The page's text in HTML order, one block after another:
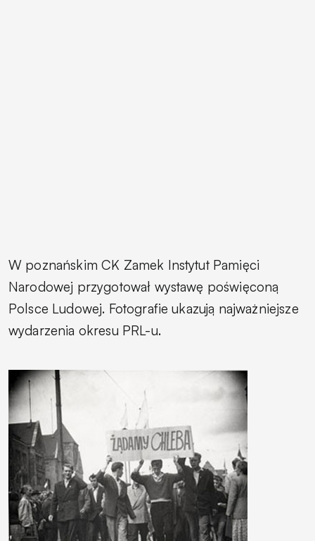
W poznańskim CK Zamek Instytut Pamięci
Narodowej przygotował wystawę poświęconą
Polsce Ludowej. Fotografie ukazują najważniejsze
wydarzenia okresu PRL-u.